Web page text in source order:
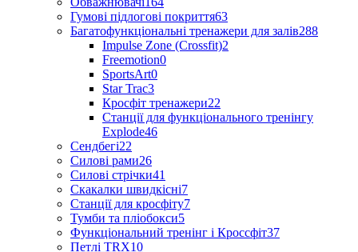
Гумові підлогові покриття63
Багатофункціональні тренажери для залів288
Impulse Zone (Crossfit)2
Freemotion0
SportsArt0
Star Trac3
Кросфіт тренажери22
Станції для функціонального тренінгу
Explode46
Сендбегі22
Силові рами26
Силові стрічки41
Скакалки швидкісні7
Станції для кросфіту7
Тумби та пліобокси5
Функціональний тренінг і Кроссфіт37
Петлі TRX10